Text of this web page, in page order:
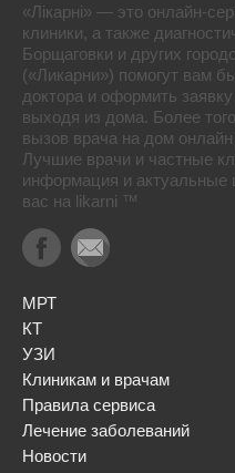
«Лікарні» — это онлайн-
клиники, а также
Борщаговки и других
(«Ликарни») помогут вам
доктора и оформить
выходя из дома. Более
вызов врача на дом
Лучшие врачи и частные
информация и актуальные
вас на likarni ™
МРТ
КТ
УЗИ
Клиникам и врачам
Правила сервиса
Лечение заболеваний
Новости